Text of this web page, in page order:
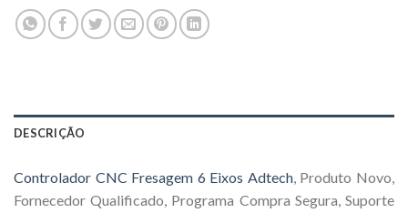
DESCRIÇÃO
Controlador CNC Fresagem 6 Eixos Adtech, Produto Novo,
Fornecedor Qualificado, Programa Compra Segura, Suporte